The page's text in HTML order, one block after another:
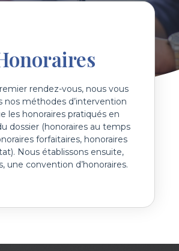
rendez-vous, nous vous
nos méthodes d’intervention
les honoraires pratiqués en
dossier (honoraires au temps
forfaitaires, honoraires
Nous établissons ensuite,
une convention d’honoraires.